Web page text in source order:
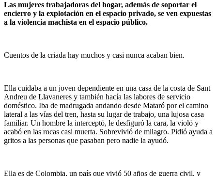
Las mujeres trabajadoras del hogar, además de soportar el
encierro y la explotación en el espacio privado, se ven expuestas
a la violencia machista en el espacio público.
Cuentos de la criada hay muchos y casi nunca acaban bien.
Ella cuidaba a un joven dependiente en una casa de la costa de Sant
Andreu de Llavaneres y también hacía las labores de servicio
doméstico. Iba de madrugada andando desde Mataró por el camino
lateral a las vías del tren, hasta su lugar de trabajo, una lujosa casa
familiar. Un hombre la interceptó, le desfiguró la cara, la violó y
acabó en las rocas casi muerta. Sobrevivió de milagro. Pidió ayuda a
gritos a las personas que pasaban pero nadie la ayudó.
Ella es de Colombia, un país que vivió 50 años de guerra civil, y